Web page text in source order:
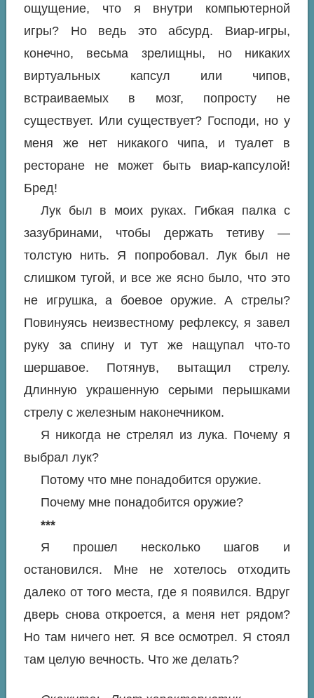
ощущение, что я внутри компьютерной
игры? Но ведь это абсурд. Виар-игры,
конечно, весьма зрелищны, но никаких
виртуальных капсул или чипов,
встраиваемых в мозг, попросту не
существует. Или существует? Господи, но у
меня же нет никакого чипа, и туалет в
ресторане не может быть виар-капсулой!
Бред!
Лук был в моих руках. Гибкая палка с
зазубринами, чтобы держать тетиву —
толстую нить. Я попробовал. Лук был не
слишком тугой, и все же ясно было, что это
не игрушка, а боевое оружие. А стрелы?
Повинуясь неизвестному рефлексу, я завел
руку за спину и тут же нащупал что-то
шершавое. Потянув, вытащил стрелу.
Длинную украшенную серыми перышками
стрелу с железным наконечником.
Я никогда не стрелял из лука. Почему я
выбрал лук?
Потому что мне понадобится оружие.
Почему мне понадобится оружие?
***
Я прошел несколько шагов и
остановился. Мне не хотелось отходить
далеко от того места, где я появился. Вдруг
дверь снова откроется, а меня нет рядом?
Но там ничего нет. Я все осмотрел. Я стоял
там целую вечность. Что же делать?